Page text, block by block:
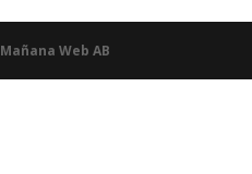
Mañana Web AB